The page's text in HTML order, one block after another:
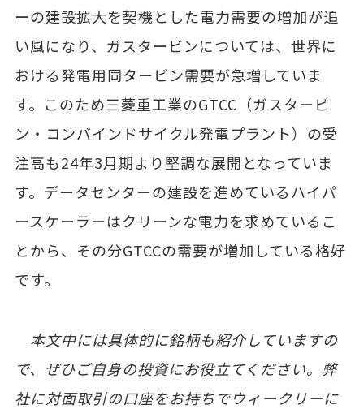
ーの建設拡大を契機とした電力需要の増加が追
い風になり、ガスタービンについては、世界に
おける発電用同タービン需要が急増していま
す。このため三菱重工業のGTCC（ガスタービ
ン・コンバインドサイクル発電プラント）の受
注高も24年3月期より堅調な展開となっていま
す。データセンターの建設を進めているハイパ
ースケーラーはクリーンな電力を求めているこ
とから、その分GTCCの需要が増加している格好
です。
本文中には具体的に銘柄も紹介していますの
で、ぜひご自身の投資にお役立てください。弊
社に対面取引の口座をお持ちでウィークリーに